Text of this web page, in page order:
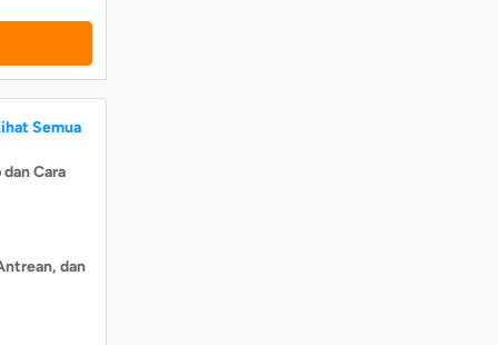
Semua
Cara
dan